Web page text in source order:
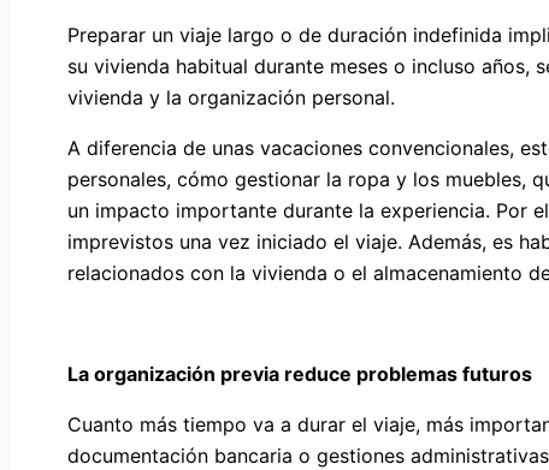
Preparar un viaje largo o de duración indefinida
su vivienda habitual durante meses o incluso años,
vivienda y la organización personal.
A diferencia de unas vacaciones convencionales,
personales, cómo gestionar la ropa y los muebles,
un impacto importante durante la experiencia. Por
imprevistos una vez iniciado el viaje. Además, es
relacionados con la vivienda o el almacenamiento
La organización previa reduce problemas futuros
Cuanto más tiempo va a durar el viaje, más
documentación bancaria o gestiones